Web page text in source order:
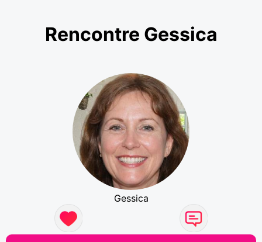
Rencontre Gessica
Gessica